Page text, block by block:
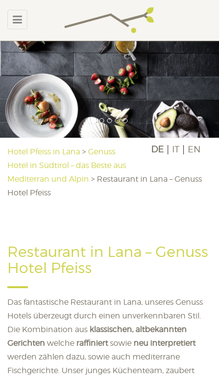
DE IT EN
Hotel Pfeiss in Lana > Genuss
Hotel in Südtirol – das Beste aus
Mediterran und Alpin > Restaurant in Lana – Genuss
Hotel Pfeiss
Restaurant in Lana – Genuss
Hotel Pfeiss
Das fantastische Restaurant in Lana, unseres Genuss
Hotels überzeugt durch einen unverkennbaren Stil.
Die Kombination aus klassischen, altbekannten
Gerichten welche raffiniertsowie neu interpretiert
werden zählen dazu, sowie auch mediterrane
Fischgerichte. Unser junges Küchenteam, zaubert